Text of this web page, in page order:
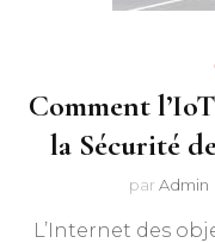
Comment
la Sécurité
par Admin
L’Internet des